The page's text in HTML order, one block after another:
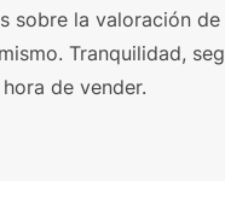
sobre la valoración de
Tranquilidad,
de vender.